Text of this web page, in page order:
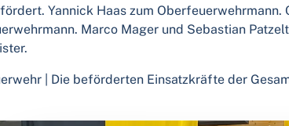
Yannick Haas zum
Marco Mager und Sebastian
| Die beförderten Einsatzkräfte der